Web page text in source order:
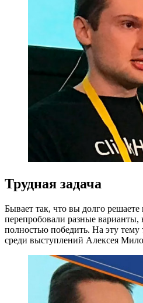
Трудная задача
Бывает так, что вы долго
перепробовали разные варианты,
полностью победить. На эту
среди выступлений Алексея